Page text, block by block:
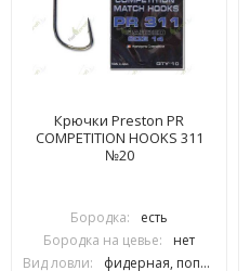
Крючки Preston PR
COMPETITION HOOKS 311
№20
Бородка:
есть
Бородка на цевье:
нет
Вид ловли:
фидерная, поплавочная